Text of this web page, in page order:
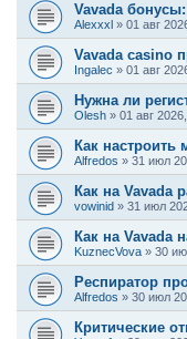
Vavada
Alexxxl » 01 авг
Vavada casino
Ingalec » 01 авг
Нужна ли
Olesh » 01 авг
Как
Alfredos » 31 июл
Как на Vavada
vowinid » 31 июл
Как на Vavada
KuznecVova » 30
Респиратор
Alfredos » 30 июл
Критические